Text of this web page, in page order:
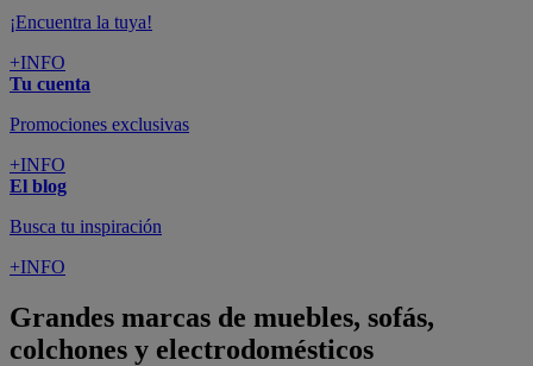
¡Encuentra la tuya!
+INFO
Tu cuenta
Promociones exclusivas
+INFO
El blog
Busca tu inspiración
+INFO
Grandes marcas de muebles, sofás,
colchones y electrodomésticos